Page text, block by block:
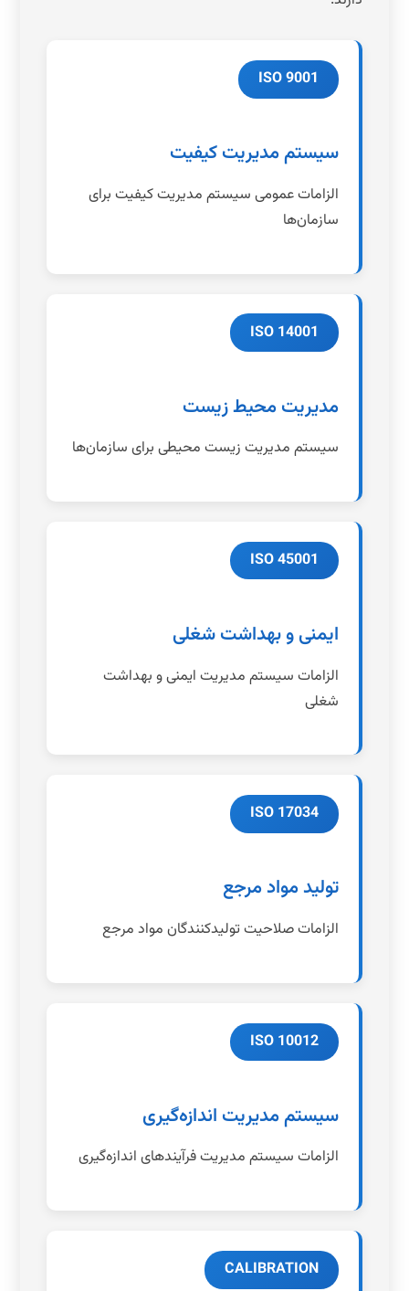
ISO 9001
سیستم مدیریت کیفیت
الزامات عمومی سیستم مدیریت کیفیت برای
سازمان‌ها
ISO 14001
مدیریت محیط زیست
سیستم مدیریت زیست محیطی برای سازمان‌ها
ISO 45001
ایمنی و بهداشت شغلی
الزامات سیستم مدیریت ایمنی و بهداشت
شغلی
ISO 17034
تولید مواد مرجع
الزامات صلاحیت تولیدکنندگان مواد مرجع
ISO 10012
سیستم مدیریت اندازه‌گیری
الزامات سیستم مدیریت فرآیندهای اندازه‌گیری
CALIBRATION